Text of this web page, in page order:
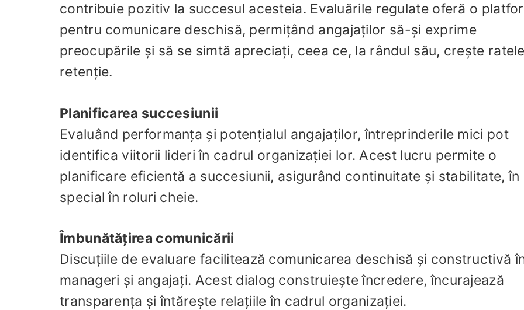
contribuie pozitiv la succesul acesteia. Evaluările regulate oferă o
pentru comunicare deschisă, permițând angajaților să-și exprime
preocupările și să se simtă apreciați, ceea ce, la rândul său, crește
retenție.
Planificarea succesiunii
Evaluând performanța și potențialul angajaților, întreprinderile mici pot
identifica viitorii lideri în cadrul organizației lor. Acest lucru permite o
planificare eficientă a succesiunii, asigurând continuitate și stabilitate, în
special în roluri cheie.
Îmbunătățirea comunicării
Discuțiile de evaluare facilitează comunicarea deschisă și constructivă
manageri și angajați. Acest dialog construiește încredere, încurajează
transparența și întărește relațiile în cadrul organizației.